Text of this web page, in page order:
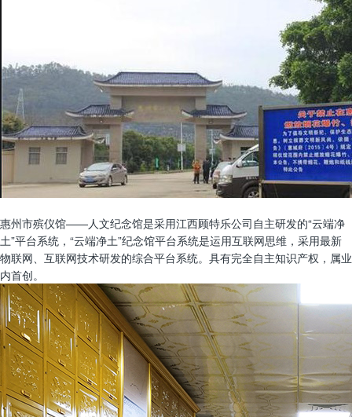
惠州市殡仪馆——人文纪念馆是采用江西顾特乐公司自主研发的“云端净
土”平台系统，“云端净土”纪念馆平台系统是运用互联网思维，采用最新
物联网、互联网技术研发的综合平台系统。具有完全自主知识产权，属业
内首创。